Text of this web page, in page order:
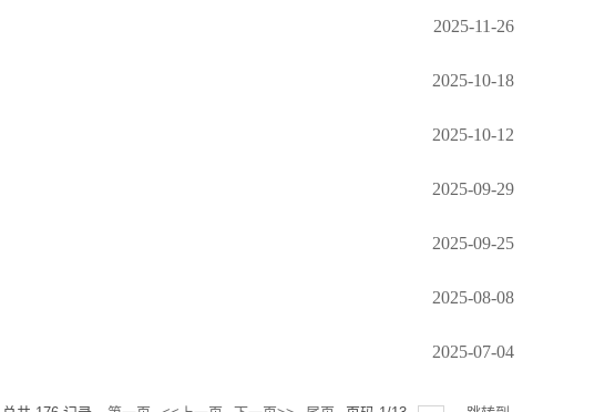
2025-11-26
2025-10-18
2025-10-12
2025-09-29
2025-09-25
2025-08-08
2025-07-04